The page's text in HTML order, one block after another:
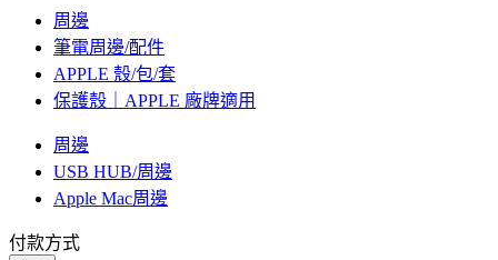
周邊
筆電周邊/配件
APPLE 殼/包/套
保護殼｜APPLE 廠牌適用
周邊
USB HUB/周邊
Apple Mac周邊
付款方式